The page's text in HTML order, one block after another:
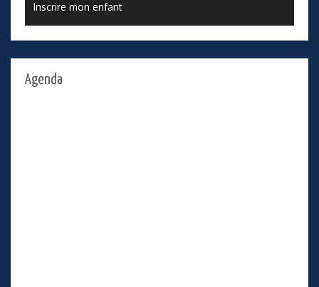
Inscrire mon enfant
Agenda